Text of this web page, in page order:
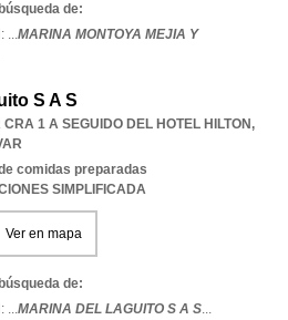
de:
...MARINA MONTOYA MEJIA Y
S A S
1 A SEGUIDO DEL HOTEL HILTON,
comidas preparadas
SIMPLIFICADA
Ver en mapa
de:
...MARINA DEL LAGUITO S A S...